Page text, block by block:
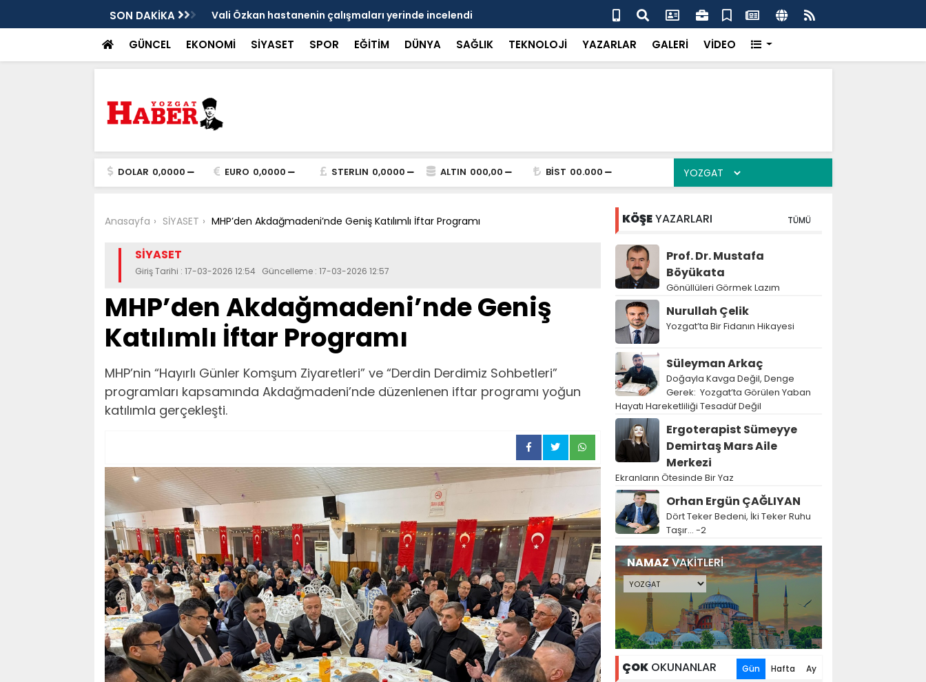
SON DAKİKA Vali Özkan hastanenin çalışmaları yerinde incelendi Karaarslan'dan UMKE'ye övgü
GÜNCEL EKONOMİ SİYASET SPOR EĞİTİM DÜNYA SAĞLIK TEKNOLOJİ YAZARLAR GALERİ VİDEO
DOLAR 0,0000 EURO 0,0000 STERLIN 0,0000 ALTIN 000,00 BİST 00.000
Anasayfa SİYASET MHP’den Akdağmadeni’nde Geniş Katılımlı İftar Programı
SİYASET
Giriş Tarihi : 17-03-2026 12:54 Güncelleme : 17-03-2026 12:57
MHP’den Akdağmadeni’nde Geniş
Katılımlı İftar Programı
MHP’nin “Hayırlı Günler Komşum Ziyaretleri” ve “Derdin Derdimiz Sohbetleri”
programları kapsamında Akdağmadeni’nde düzenlenen iftar programı yoğun
katılımla gerçekleşti.
KÖŞEYAZARLARI TÜMÜ
Prof. Dr. Mustafa
Böyükata
Gönüllüleri Görmek Lazım
Nurullah Çelik
Yozgat’ta Bir Fidanın Hikayesi
Süleyman Arkaç
Doğayla Kavga Değil, Denge
Gerek: Yozgat’ta Görülen Yaban
Hayatı Hareketliliği Tesadüf Değil
Ergoterapist Sümeyye
Demirtaş Mars Aile
Merkezi
Ekranların Ötesinde Bir Yaz
Orhan Ergün ÇAĞLIYAN
Dört Teker Bedeni, İki Teker Ruhu
Taşır… -2
NAMAZVAKİTLERİ
ÇOKOKUNANLAR Gün Hafta Ay